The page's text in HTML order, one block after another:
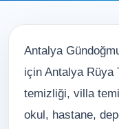
Antalya
için Antalya Rüya
temizliği, villa
okul, hastane,